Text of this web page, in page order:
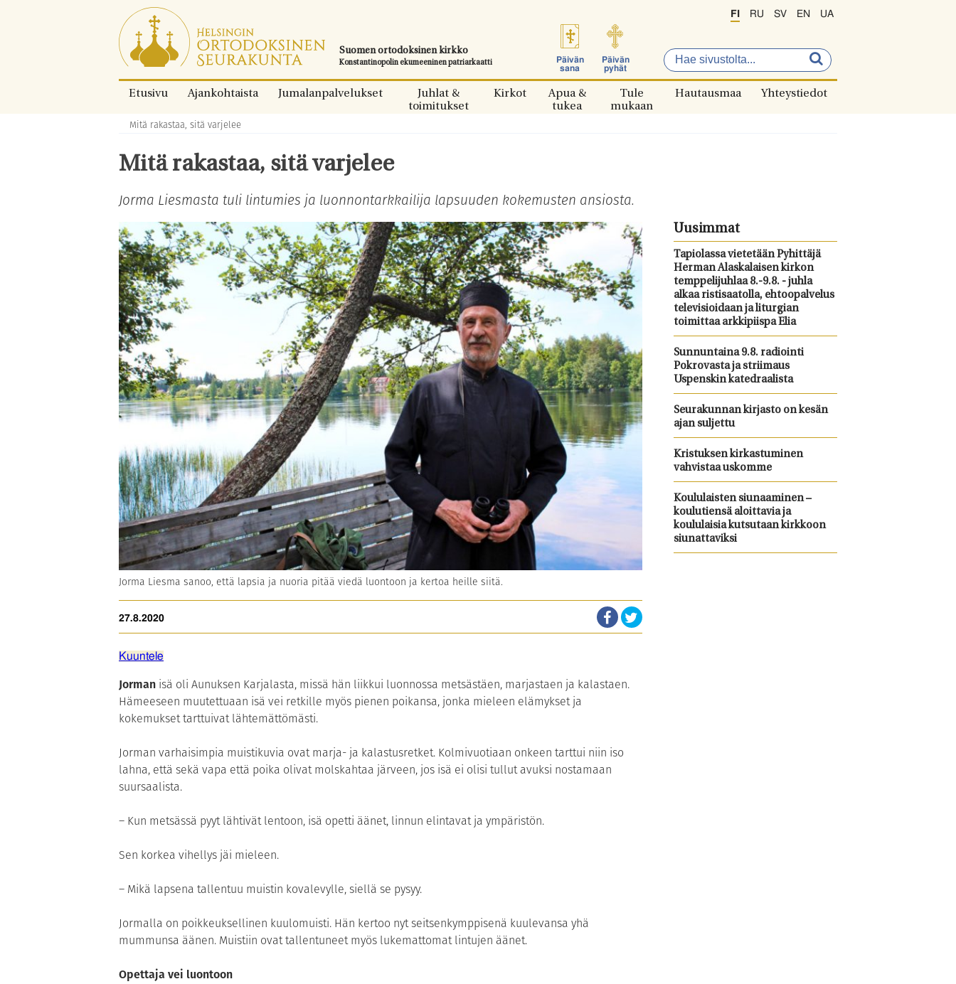
Siirry
suoraan
sisältöön.
Suomen ortodoksinen kirkko
Konstantinopolin ekumeeninen patriarkaatti
Päivän
sana
Päivän
pyhät
FI RU SV EN UA
Etusivu Ajankohtaista Jumalanpalvelukset
Juhlat &
toimitukset
Kirkot
Apua &
tukea
Tule
mukaan
Hautausmaa Yhteystiedot
Murupolku:
Mitä rakastaa, sitä varjelee
Mitä rakastaa, sitä varjelee
Jorma Liesmasta tuli lintumies ja luonnontarkkailija lapsuuden kokemusten ansiosta.
Jorma Liesma sanoo, että lapsia ja nuoria pitää viedä luontoon ja kertoa heille siitä.
27.8.2020
Kuuntele
Jorman isä oli Aunuksen Karjalasta, missä hän liikkui luonnossa metsästäen, marjastaen ja kalastaen.
Hämeeseen muutettuaan isä vei retkille myös pienen poikansa, jonka mieleen elämykset ja
kokemukset tarttuivat lähtemättömästi.
Jorman varhaisimpia muistikuvia ovat marja- ja kalastusretket. Kolmivuotiaan onkeen tarttui niin iso
lahna, että sekä vapa että poika olivat molskahtaa järveen, jos isä ei olisi tullut avuksi nostamaan
suursaalista.
– Kun metsässä pyyt lähtivät lentoon, isä opetti äänet, linnun elintavat ja ympäristön.
Sen korkea vihellys jäi mieleen.
– Mikä lapsena tallentuu muistin kovalevylle, siellä se pysyy.
Jormalla on poikkeuksellinen kuulomuisti. Hän kertoo nyt seitsenkymppisenä kuulevansa yhä
mummunsa äänen. Muistiin ovat tallentuneet myös lukemattomat lintujen äänet.
Opettaja vei luontoon
Uusimmat
Tapiolassa vietetään Pyhittäjä
Herman Alaskalaisen kirkon
temppelijuhlaa 8.-9.8. - juhla
alkaa ristisaatolla, ehtoopalvelus
televisioidaan ja liturgian
toimittaa arkkipiispa Elia
Sunnuntaina 9.8. radiointi
Pokrovasta ja striimaus
Uspenskin katedraalista
Seurakunnan kirjasto on kesän
ajan suljettu
Kristuksen kirkastuminen
vahvistaa uskomme
Koululaisten siunaaminen –
koulutiensä aloittavia ja
koululaisia kutsutaan kirkkoon
siunattaviksi